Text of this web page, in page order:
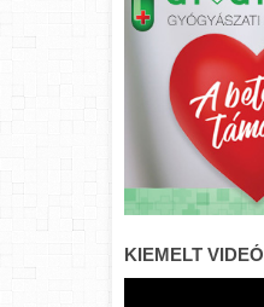
KIEMELT VIDEÓ